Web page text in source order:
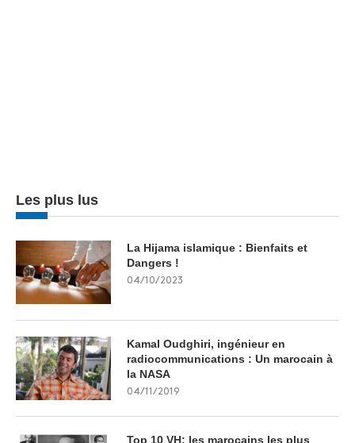
Les plus lus
La Hijama islamique : Bienfaits et
Dangers !
04/10/2023
Kamal Oudghiri, ingénieur en
radiocommunications : Un marocain à
la NASA
04/11/2019
Top 10 VH: les marocains les plus